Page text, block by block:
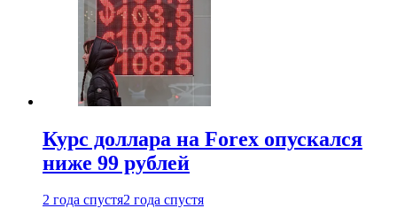
Курс доллара на Forex опускался
ниже 99 рублей
2 года спустя2 года спустя